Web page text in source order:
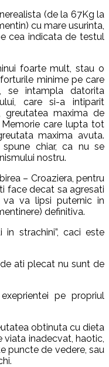
(de la 67Kg la
cu mare usurinta,
cea indicata de testul
foarte mult, stau o
minime pe care
intampla datorita
care si-a intiparit
maxima de
care lupta tot
maxima avuta.
chiar, ca nu se
nostru.
– Croaziera, pentru
face decat sa agresati
va lipsi puternic in
definitiva.
strachini”, caci este
ati plecat nu sunt de
pe propriul
obtinuta cu dieta
viata inadecvat, haotic,
puncte de vedere, sau